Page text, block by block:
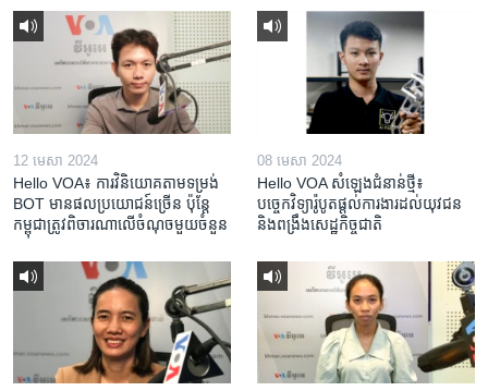
12 មេសា 2024
Hello VOA៖ ការ​វិនិយោគ​តាម​ទម្រង់ ​
BOT​ មាន​ផល​ប្រយោជន៍​ច្រើន ប៉ុន្តែ​
កម្ពុជា​ត្រូវ​ពិចារណា​លើ​ចំណុច​មួយ​ចំនួន
08 មេសា 2024
Hello VOA សំឡេង​ជំនាន់​ថ្មី៖
បច្ចេកវិទ្យា​រ៉ូបូត​ផ្តល់​ការងារ​ដល់​យុវជន
និង​ពង្រឹង​​សេដ្ឋកិច្ច​ជាតិ​​​​​​